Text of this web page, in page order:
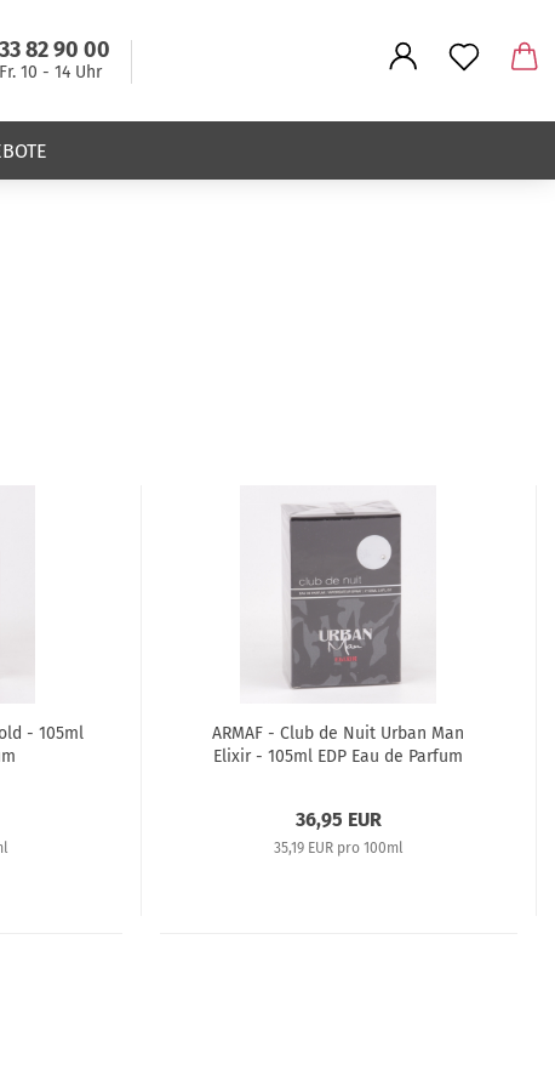
82 90 00
10 - 14 Uhr
- 105ml
ARMAF - Club de Nuit Urban Man
Elixir - 105ml EDP Eau de Parfum
36,95 EUR
35,19 EUR pro 100ml